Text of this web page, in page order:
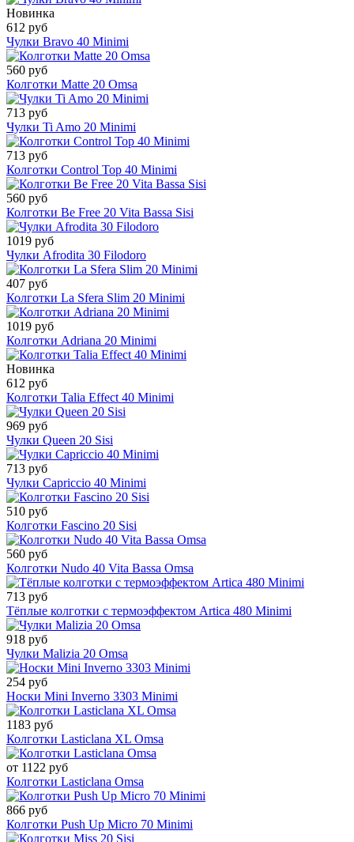
Новинка
612 руб
Чулки Bravo 40 Minimi
560 руб
Колготки Matte 20 Omsa
713 руб
Чулки Ti Amo 20 Minimi
713 руб
Колготки Control Top 40 Minimi
560 руб
Колготки Be Free 20 Vita Bassa Sisi
1019 руб
Чулки Afrodita 30 Filodoro
407 руб
Колготки La Sfera Slim 20 Minimi
1019 руб
Колготки Adriana 20 Minimi
Новинка
612 руб
Колготки Talia Effect 40 Minimi
969 руб
Чулки Queen 20 Sisi
713 руб
Чулки Capriccio 40 Minimi
510 руб
Колготки Fascino 20 Sisi
560 руб
Колготки Nudo 40 Vita Bassa Omsa
713 руб
Тёплые колготки с термоэффектом Artica 480 Minimi
918 руб
Чулки Malizia 20 Omsa
254 руб
Носки Mini Inverno 3303 Minimi
1183 руб
Колготки Lasticlana XL Omsa
от 1122 руб
Колготки Lasticlana Omsa
866 руб
Колготки Push Up Micro 70 Minimi